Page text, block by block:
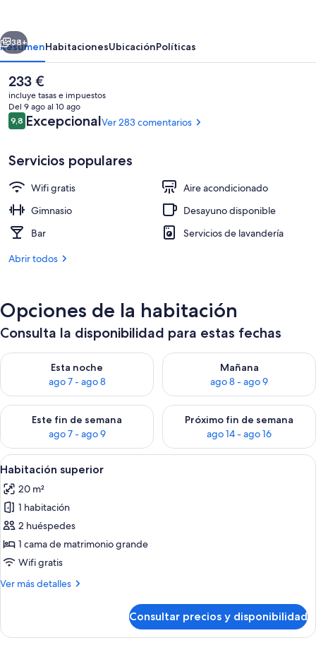
Rome-
Fontana
di
Trevi
Terraza o patio
Siguiente
38+
ResumenHabitacionesUbicaciónPolíticas
El
precio
actual
es
de
233 €
incluye tasas e impuestos
Del 9 ago al 10 ago
Comentarios
9,89,8 de 10
ExcepcionalVer 283 comentarios
Servicios populares
Wifi gratis
Aire acondicionado
Gimnasio
Desayuno disponible
Bar
Servicios de lavandería
Abrir todos
Opciones de la habitación
Consulta la disponibilidad para estas fechas
Esta noche
ago 7 - ago 8
Consulta la disponibilidad para esta noche, ago 7 - ago 8
Mañana
ago 8 - ago 9
Consulta la disponibilidad
Este fin de semana
ago 7 - ago 9
Consulta la disponibilidad para este fin de semana, ago 7 -
Próximo fin de semana
ago 14 - ago 16
Consulta la disponibilidad
Abrir
todas
las
fotos
de
Habitación
superior
Habitación de hotel con una cama
4
Habitación superior
20 m²
1 habitación
2 huéspedes
1 cama de matrimonio grande
Wifi gratis
Ver más detalles
Más
superior
Consultar precios y disponibilidad